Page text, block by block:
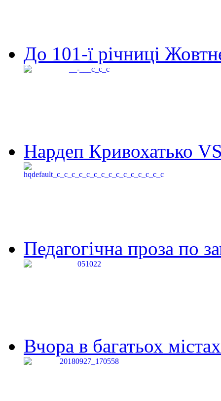
До 101-ї річниці
Нардеп Кривохатько
Педагогічна проза по
Вчора в багатьох